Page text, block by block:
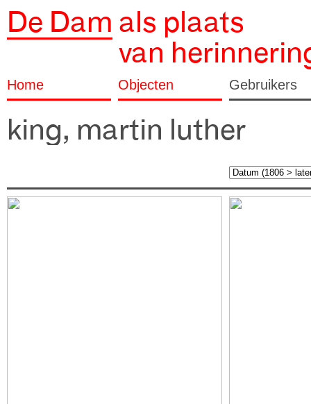
De Dam als plaats
van
Home Objecten Gebruikers
king, martin luther